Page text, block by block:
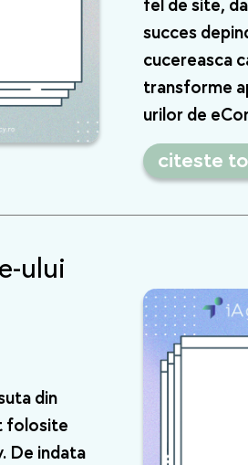
online? Asa
fel de site,
succes
cucereasca
transforme
urilor de
citeste
ului
din
folosite
De indata